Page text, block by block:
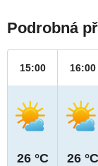
Podrobná
15:00
26 °C
16:00
26 °C